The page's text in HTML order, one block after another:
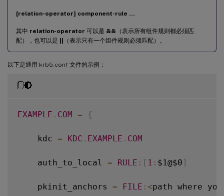
[relation-operator] component-rule …
其中 relation-operator 可以是 && （表示所有组件规则都必须匹
配），也可以是 || （表示只有一个组件规则必须匹配）。
以下是通用 krb5.conf 文件的示例：
EXAMPLE . COM = {
    kdc
= KDC . EXAMPLE . COM
    auth_to_local
= RULE : [ 1 : $1@$0 ]
    pkinit_anchors
= FILE : <path where